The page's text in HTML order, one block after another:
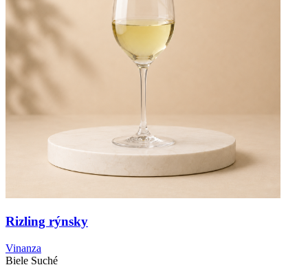
Rizling rýnsky
Vinanza
Biele Suché